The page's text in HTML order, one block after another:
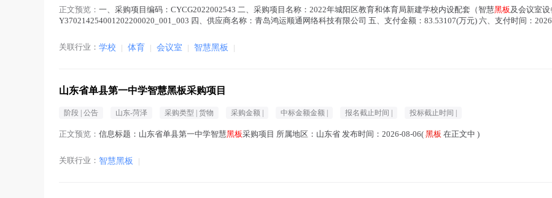
正文预览： 一、采购项目编码：CYCG2022002543 二、采购项目名称：2022年城阳区教育和体育局新建学校内设配套（智慧黑板及会议室设
Y370214254001202200020_001_003 四、供应商名称：青岛鸿运顺通网络科技有限公司 五、支付金额：83.53107(万元) 六、支付时间：
关联行业： 学校 | 体育 | 会议室 | 智慧黑板 |
山东省单县第一中学智慧黑板采购项目
阶段 | 公告 山东-菏泽 采购类型 | 货物 采购金额 | 中标金额金额 | 报名截止时间 | 投标截止时间 |
正文预览： 信息标题：山东省单县第一中学智慧黑板采购项目 所属地区：山东省 发布时间：2026-08-06( 黑板 在正文中 )
关联行业： 智慧黑板 |